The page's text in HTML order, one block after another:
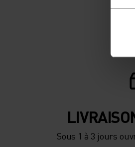
Sous 1 à 3 jours